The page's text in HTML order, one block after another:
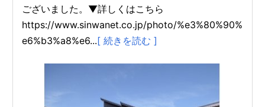
ございました。▼詳しくはこちら
https://www.sinwanet.co.jp/photo/%e3%80%90%
e6%b3%a8%e6...[ 続きを読む ]